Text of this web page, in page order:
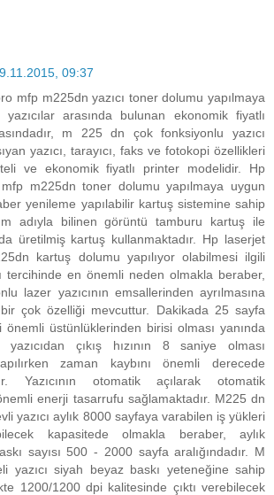
09:37
mfp m225dn yazıcı toner dolumu yapılmaya
arasında bulunan ekonomik fiyatlı
m 225 dn çok fonksiyonlu yazıcı
yazıcı, tarayıcı, faks ve fotokopi özellikleri
ve ekonomik fiyatlı printer modelidir. Hp
m225dn toner dolumu yapılmaya uygun
yenileme yapılabilir kartuş sistemine sahip
adıyla bilinen görüntü tamburu kartuş ile
üretilmiş kartuş kullanmaktadır. Hp laserjet
kartuş dolumu yapılıyor olabilmesi ilgili
tercihinde en önemli neden olmakla beraber,
lazer yazıcının emsallerinden ayrılmasına
çok özelliği mevcuttur. Dakikada 25 sayfa
önemli üstünlüklerinden birisi olması yanında
yazıcıdan çıkış hızının 8 saniye olması
zaman kaybını önemli derecede
Yazıcının otomatik açılarak otomatik
enerji tasarrufu sağlamaktadır. M225 dn
yazıcı aylık 8000 sayfaya varabilen iş yükleri
kapasitede olmakla beraber, aylık
sayısı 500 - 2000 sayfa aralığındadır. M
yazıcı siyah beyaz baskı yeteneğine sahip
1200/1200 dpi kalitesinde çıktı verebilecek